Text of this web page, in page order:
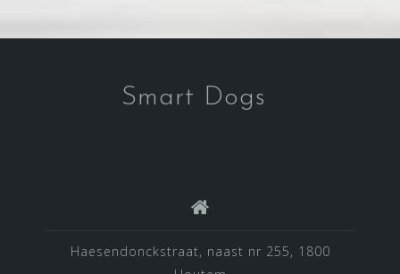
Smart Dogs
Haesendonckstraat, naast nr 255, 1800